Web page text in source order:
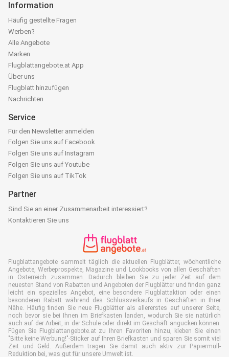
Information
Häufig gestellte Fragen
Werben?
Alle Angebote
Marken
Flugblattangebote.at App
Über uns
Flugblatt hinzufügen
Nachrichten
Service
Für den Newsletter anmelden
Folgen Sie uns auf Facebook
Folgen Sie uns auf Instagram
Folgen Sie uns auf Youtube
Folgen Sie uns auf TikTok
Partner
Sind Sie an einer Zusammenarbeit interessiert?
Kontaktieren Sie uns
Flugblattangebote sammelt täglich die aktuellen Flugblätter, wöchentliche
Angebote, Werbeprospekte, Magazine und Lookbooks von allen Geschäften
in Österreich zusammen. Dadurch bleiben Sie zu jeder Zeit auf dem
neuesten Stand von Rabatten und Angeboten der Flugblätter und finden ganz
leicht ein spezielles Angebot, eine besondere Flugblattaktion oder einen
besonderen Rabatt während des Schlussverkaufs in Geschäften in Ihrer
Nähe. Häufig finden Sie neue Flugblätter als allererstes auf unserer Seite,
noch bevor sie bei Ihnen im Briefkasten landen, wodurch Sie sie natürlich
auch auf der Arbeit, in der Schule oder direkt im Geschäft angucken können.
Fügen Sie Flugblattangebote.at zu Ihren Favoriten hinzu, kleben Sie einen
"Bitte keine Werbung!"-Sticker auf Ihren Briefkasten und sparen Sie somit viel
Zeit und Geld. Außerdem tragen Sie damit auch aktiv zur Papiermüll-
Reduktion bei, was gut für unsere Umwelt ist.